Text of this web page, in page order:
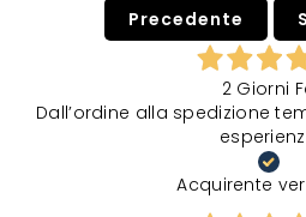
Precedente
2 Giorni
Dall’ordine alla spedizione
Acquirente